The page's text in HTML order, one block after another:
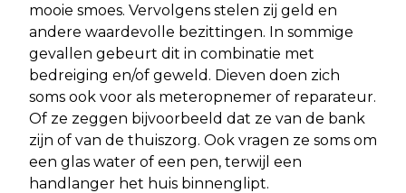
mooie smoes. Vervolgens stelen zij geld en
andere waardevolle bezittingen. In sommige
gevallen gebeurt dit in combinatie met
bedreiging en/of geweld. Dieven doen zich
soms ook voor als meteropnemer of reparateur.
Of ze zeggen bijvoorbeeld dat ze van de bank
zijn of van de thuiszorg. Ook vragen ze soms om
een glas water of een pen, terwijl een
handlanger het huis binnenglipt.